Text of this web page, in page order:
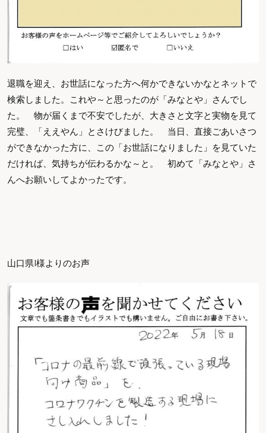
退職を迎え、お世話になった方へ何かできないかなとネットで
検索しました。これや～と思ったのが「みなとや」さんでし
た。 物が届くまで不安でしたが、大きさと文字と実物を見て
完璧、「ええやん」とさけびました。 当日、直接ごあいさつ
ができなかった方に、この「お世話になりました」を見ていた
だければ、気持ちが伝わるかな～と。 初めて「みなとや」さ
んへお願いしてよかったです。
山口県I様よりのお声